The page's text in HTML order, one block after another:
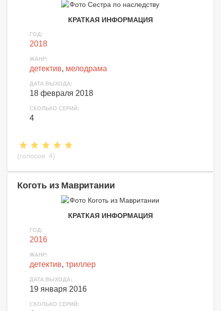
КРАТКАЯ ИНФОРМАЦИЯ
ГОД:
2018
ЖАНР:
детектив, мелодрама
ДАТА ВЫХОДА:
18 февраля 2018
СКОЛЬКО СЕРИЙ:
4
(голосов: 4)
Коготь из Мавритании
КРАТКАЯ ИНФОРМАЦИЯ
ГОД:
2016
ЖАНР:
детектив, триллер
ДАТА ВЫХОДА:
19 января 2016
СКОЛЬКО СЕРИЙ: